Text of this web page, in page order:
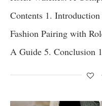
Contents 1.
Fashion Pairing with
A Guide 5. Conclusion